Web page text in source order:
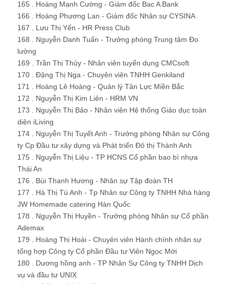
165 . Hoàng Mạnh Cường - Giám đốc Bac A Bank
166 . Hoàng Phương Lan - Giám đốc Nhân sự CYSINA
167 . Lưu Thị Yến - HR Press Club
168 . Nguyễn Danh Tuấn - Trưởng phòng Trung tâm Đo
lường
169 . Trần Thị Thủy - Nhân viên tuyển dụng CMCsoft
170 . Đặng Thị Nga - Chuyên viên TNHH Genkiland
171 . Hoàng Lê Hoàng - Quản lý Tân Lực Miền Bắc
172 . Nguyễn Thị Kim Liên - HRM VN
173 . Nguyễn Thị Bảo - Nhân viên Hệ thống Giáo dục toàn
diện iLiving
174 . Nguyễn Thị Tuyết Anh - Trưởng phòng Nhân sự Công
ty Cp Đầu tư xây dựng và Phát triển Đô thị Thành Anh
175 . Nguyễn Thị Liệu - TP HCNS Cổ phần bao bì nhựa
Thái An
176 . Bùi Thanh Hương - Nhân sự Tập đoàn TH
177 . Hà Thị Tú Anh - Tp Nhân sự Công ty TNHH Nhà hàng
JW Homemade catering Hàn Quốc
178 . Nguyễn Thị Huyền - Trưởng phòng Nhân sự Cổ phần
Ademax
179 . Hoàng Thị Hoài - Chuyên viên Hành chính nhân sự
tổng hợp Công ty Cổ phần Đầu tư Viên Ngọc Mới
180 . Dương hồng anh - TP Nhân Sự Công ty TNHH Dịch
vụ và đầu tư UNIX